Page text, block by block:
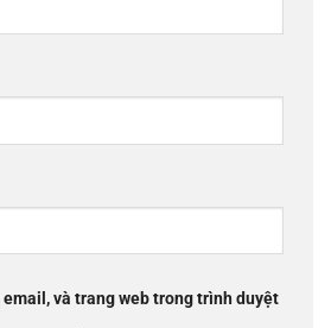
và trang web trong trình duyệt